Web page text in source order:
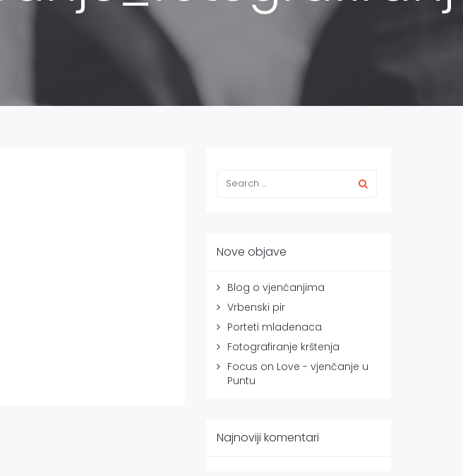
Nove objave
Blog o vjenčanjima
Vrbenski pir
Porteti mladenaca
Fotografiranje krštenja
Focus on Love - vjenčanje u
Puntu
Najnoviji komentari